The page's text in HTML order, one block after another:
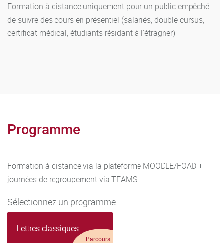
Formation à distance uniquement pour un public empêché
de suivre des cours en présentiel (salariés, double cursus,
certificat médical, étudiants résidant à l'étragner)
Programme
Formation à distance via la plateforme MOODLE/FOAD +
journées de regroupement via TEAMS.
Sélectionnez un programme
Lettres classiques
Parcours